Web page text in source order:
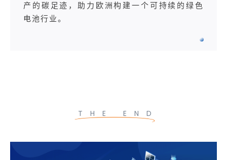
产的碳足迹，助力欧洲构建一个可持续的绿色
电池行业。
THE END